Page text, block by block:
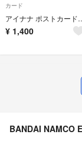
カード
アイナナ ポストカー
¥ 1,400
BANDAI NAMCO